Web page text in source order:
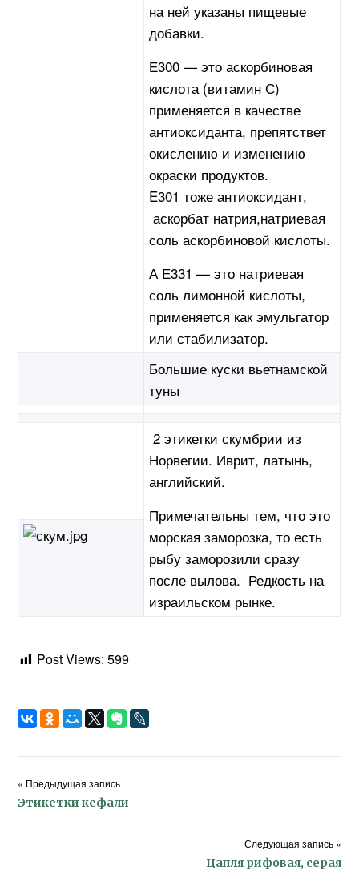
на ней указаны пищевые
добавки.
Е300 — это аскорбиновая
кислота (витамин С)
применяется в качестве
антиоксиданта, препятствет
окислению и изменению
окраски продуктов.
E301 тоже антиоксидант,
аскорбат натрия,натриевая
соль аскорбиновой кислоты.
А Е331 — это натриевая
соль лимонной кислоты,
применяется как эмульгатор
или стабилизатор.
Большие куски вьетнамской
туны
2 этикетки скумбрии из
Норвегии. Иврит, латынь,
английский.
Примечательны тем, что это
морская заморозка, то есть
рыбу заморозили сразу
после вылова. Редкость на
израильском рынке.
Post Views: 599
« Предыдущая запись
Этикетки кефали
Следующая запись »
Цапля рифовая, серая